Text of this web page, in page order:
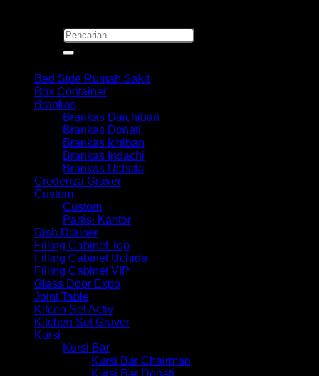
Pencarian
untuk:
Bed Side Rumah Sakit
Box Container
Brankas
Brankas Daichiban
Brankas Donati
Brankas Ichiban
Brankas Indachi
Brankas Uchida
Credenza Graver
Custom
Custom
Partisi Kantor
Dish Drainer
Filling Cabinet Top
Filling Cabinet Uchida
Filling Cabinet VIP
Glass Door Expo
Joint Table
Kitcen Set Activ
Kitchen Set Graver
Kursi
Kursi Bar
Kursi Bar Chairman
Kursi Bar Donati